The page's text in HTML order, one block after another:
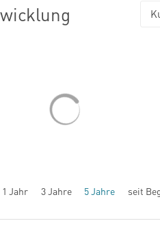
1 Jahr 3 Jahre 5 Jahre seit